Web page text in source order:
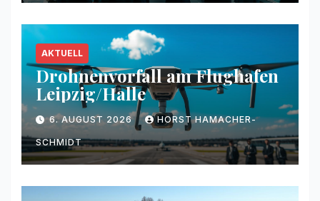
AKTUELL
Drohnenvorfall am Flughafen
Leipzig/Halle
6. AUGUST 2026 HORST HAMACHER-
SCHMIDT